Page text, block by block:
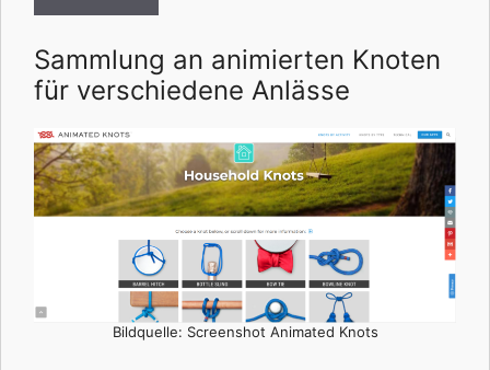
Sammlung an animierten Knoten
für verschiedene Anlässe
Bildquelle: Screenshot Animated Knots